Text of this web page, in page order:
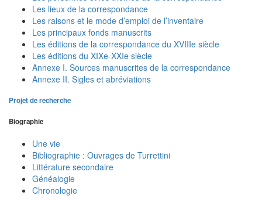
Les lieux de la correspondance
Les raisons et le mode d’emploi de l’inventaire
Les principaux fonds manuscrits
Les éditions de la correspondance du XVIIIe siècle
Les éditions du XIXe-XXIe siècle
Annexe I. Sources manuscrites de la correspondance
Annexe II. Sigles et abréviations
Projet de recherche
Biographie
Une vie
Bibliographie : Ouvrages de Turrettini
Littérature secondaire
Généalogie
Chronologie